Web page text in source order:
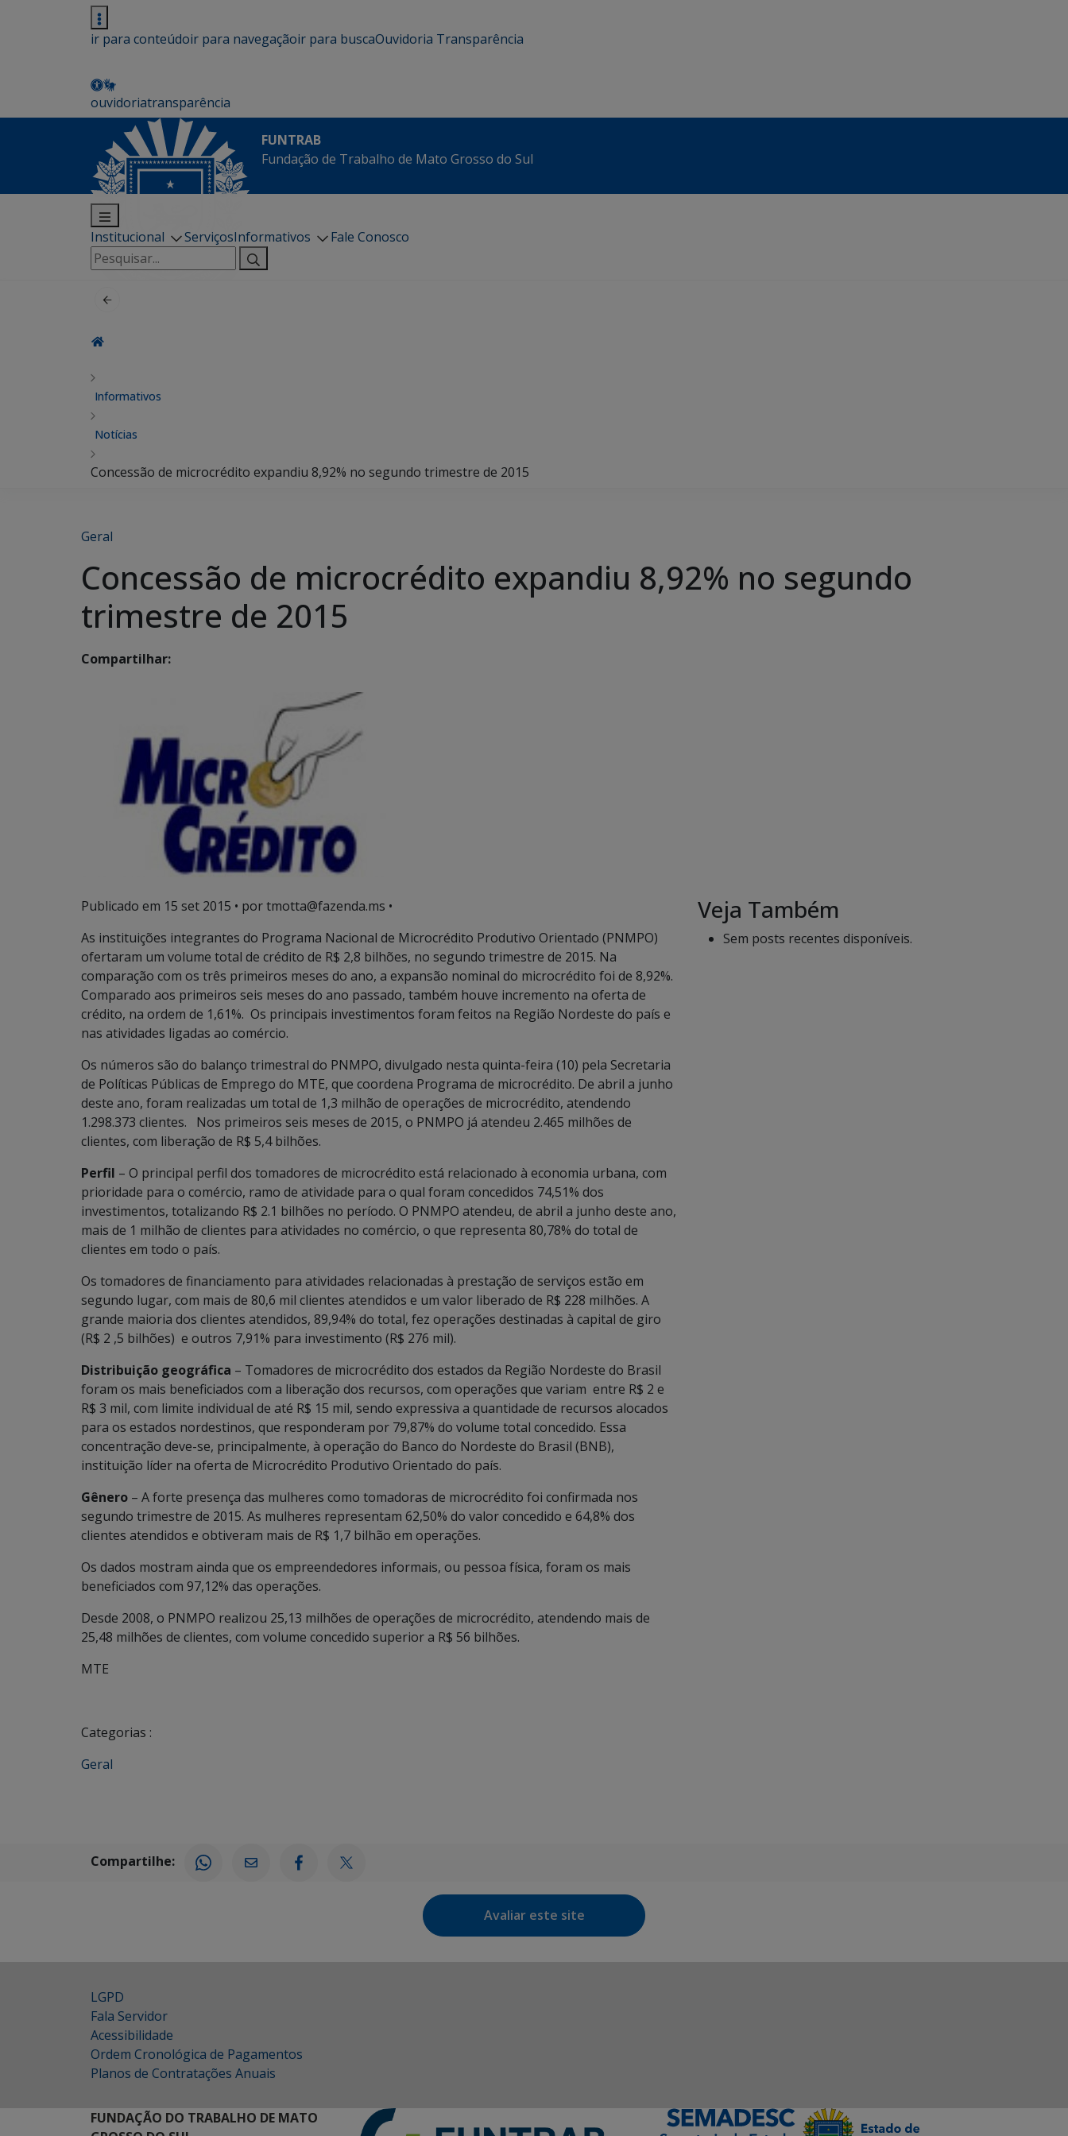
ir para conteúdoir para navegaçãoir para buscaOuvidoria Transparência
ouvidoriatransparência
FUNTRAB
Fundação de Trabalho de Mato Grosso do Sul
Institucional ServiçosInformativos
Fale Conosco
Pesquisar
por:
Informativos
Notícias
Concessão de microcrédito expandiu 8,92% no segundo trimestre de 2015
Geral
Concessão de microcrédito expandiu 8,92% no segundo
trimestre de 2015
Compartilhar:
Publicado em 15 set 2015 • por tmotta@fazenda.ms •
As instituições integrantes do Programa Nacional de Microcrédito Produtivo Orientado (PNMPO)
ofertaram um volume total de crédito de R$ 2,8 bilhões, no segundo trimestre de 2015. Na
comparação com os três primeiros meses do ano, a expansão nominal do microcrédito foi de 8,92%.
Comparado aos primeiros seis meses do ano passado, também houve incremento na oferta de
crédito, na ordem de 1,61%. Os principais investimentos foram feitos na Região Nordeste do país e
nas atividades ligadas ao comércio.
Os números são do balanço trimestral do PNMPO, divulgado nesta quinta-feira (10) pela Secretaria
de Políticas Públicas de Emprego do MTE, que coordena Programa de microcrédito. De abril a junho
deste ano, foram realizadas um total de 1,3 milhão de operações de microcrédito, atendendo
1.298.373 clientes. Nos primeiros seis meses de 2015, o PNMPO já atendeu 2.465 milhões de
clientes, com liberação de R$ 5,4 bilhões.
Perfil – O principal perfil dos tomadores de microcrédito está relacionado à economia urbana, com
prioridade para o comércio, ramo de atividade para o qual foram concedidos 74,51% dos
investimentos, totalizando R$ 2.1 bilhões no período. O PNMPO atendeu, de abril a junho deste ano,
mais de 1 milhão de clientes para atividades no comércio, o que representa 80,78% do total de
clientes em todo o país.
Os tomadores de financiamento para atividades relacionadas à prestação de serviços estão em
segundo lugar, com mais de 80,6 mil clientes atendidos e um valor liberado de R$ 228 milhões. A
grande maioria dos clientes atendidos, 89,94% do total, fez operações destinadas à capital de giro
(R$ 2 ,5 bilhões) e outros 7,91% para investimento (R$ 276 mil).
Distribuição geográfica – Tomadores de microcrédito dos estados da Região Nordeste do Brasil
foram os mais beneficiados com a liberação dos recursos, com operações que variam entre R$ 2 e
R$ 3 mil, com limite individual de até R$ 15 mil, sendo expressiva a quantidade de recursos alocados
para os estados nordestinos, que responderam por 79,87% do volume total concedido. Essa
concentração deve-se, principalmente, à operação do Banco do Nordeste do Brasil (BNB),
instituição líder na oferta de Microcrédito Produtivo Orientado do país.
Gênero – A forte presença das mulheres como tomadoras de microcrédito foi confirmada nos
segundo trimestre de 2015. As mulheres representam 62,50% do valor concedido e 64,8% dos
clientes atendidos e obtiveram mais de R$ 1,7 bilhão em operações.
Os dados mostram ainda que os empreendedores informais, ou pessoa física, foram os mais
beneficiados com 97,12% das operações.
Desde 2008, o PNMPO realizou 25,13 milhões de operações de microcrédito, atendendo mais de
25,48 milhões de clientes, com volume concedido superior a R$ 56 bilhões.
MTE
Categorias :
Geral
Veja Também
Sem posts recentes disponíveis.
Compartilhe:
Avaliar este site
LGPD
Fala Servidor
Acessibilidade
Ordem Cronológica de Pagamentos
Planos de Contratações Anuais
FUNDAÇÃO DO TRABALHO DE MATO